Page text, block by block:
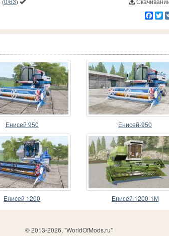
Енисей 950 Енисей-950
Енисей 1200 Енисей 1200-1М
© 2013-2026, "WorldOfMods.ru"